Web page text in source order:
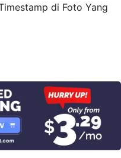
di Foto Yang